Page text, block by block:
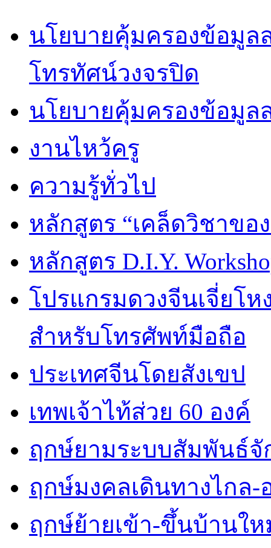
นโยบายคุ้มครองข้อมูล
โทรทัศน์วงจรปิด
นโยบายคุ้มครองข้อมูล
งานไหว้ครู
ความรู้ทั่วไป
หลักสูตร “เคล็ดวิชาขอ
หลักสูตร D.I.Y.
โปรแกรมดวงจีนเจี่ยโห
สำหรับโทรศัพท์มือถือ
ประเทศจีนโดยสังเขป
เทพเจ้าไท้ส่วย 60 องค์
ฤกษ์ยามระบบสัมพันธ์จั
ฤกษ์มงคลเดินทางไกล-
ฤกษ์ย้ายเข้า-ขึ้นบ้านใ